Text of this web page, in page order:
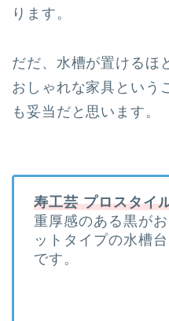
ります。
だだ、水槽が置けるほ
おしゃれな家具という
も妥当だと思います。
寿工芸 プロスタイ
重厚感のある黒が
ットタイプの水槽
です。